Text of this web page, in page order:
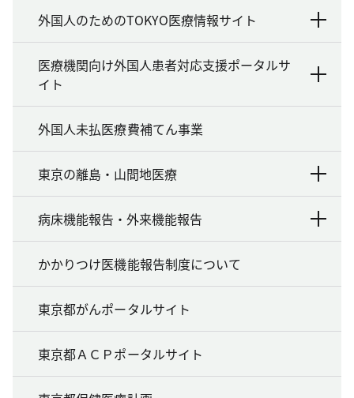
外国人のためのTOKYO医療情報サイト
医療機関向け外国人患者対応支援ポータルサ
イト
外国人未払医療費補てん事業
東京の離島・山間地医療
病床機能報告・外来機能報告
かかりつけ医機能報告制度について
東京都がんポータルサイト
東京都ＡＣＰポータルサイト